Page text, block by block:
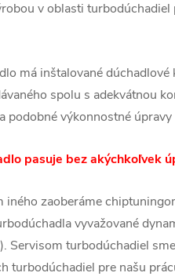
v oblasti
má inštalované
spolu s adekvátnou
podobné výkonnostné
pasuje bez akýchkoľvek
iného zaoberáme
vyvažované
Servisom turbodúchadiel
turbodúchadiel pre našu